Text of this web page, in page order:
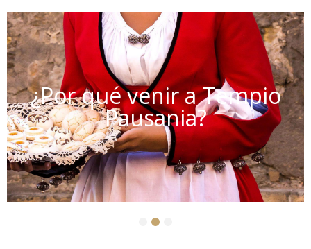
¿Por qué venir a Tempio
Pausania?